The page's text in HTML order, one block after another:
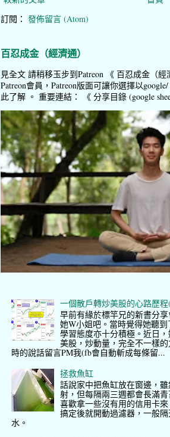
訂閱： 發佈留言 (Atom)
百忍成金（經濟通）
見全文 請稍移玉步到Patreon 《 百忍成金（
Patreon會員，Patreon版面可讓你選擇以
此了解 。 重要連結： 《 分享目錄 (google
一個散戶轉炒美股的心路歷
早前有緣於標竿兄的新書分
她W小姐吧。當時覺得她聽
學習態度亦十分積極。近日
美股，炒動量，完全不一樣
時的說話留言PM我(fb會自動斬成每條留...
拯救魚缸
話說家中把魚缸放在窗邊，
射，但每隔兩三週都會長滿
喜歡拿一些沒有用的信用卡
搞定後就開動過濾器，一般
水。